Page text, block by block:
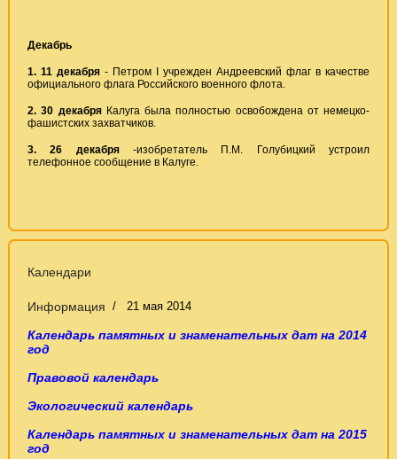
Декабрь
1. 11 декабря - Петром I учрежден Андреевский флаг в качестве
официального флага Российского военного флота.
2. 30 декабря Калуга была полностью освобождена от немецко-
фашистских захватчиков.
3. 26 декабря-изобретатель П.М. Голубицкий устроил
телефонное сообщение в Калуге.
Календари
Информация 21 мая 2014
Календарь памятных и знаменательных дат на 2014
год
Правовой календарь
Экологический календарь
Календарь памятных и знаменательных дат на 2015
год